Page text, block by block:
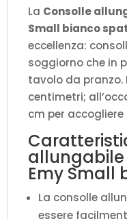
La Consolle
Small bianco
eccellenza:
soggiorno che in
tavolo da pranzo.
centimetri;
cm per accogliere
allungabile
Emy Small
La consolle
essere